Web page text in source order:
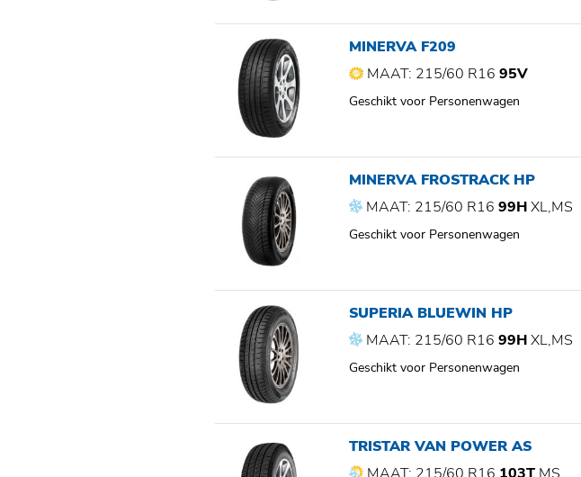
MINERVA F209
MAAT: 215/60 R1695V
Geschikt voor Personenwagen
MINERVA FROSTRACK HP
MAAT: 215/60 R1699HXL,MS
Geschikt voor Personenwagen
SUPERIA BLUEWIN HP
MAAT: 215/60 R1699HXL,MS
Geschikt voor Personenwagen
TRISTAR VAN POWER AS